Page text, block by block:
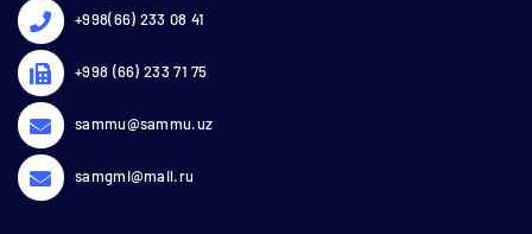
+998(66) 233 08 41
+998 (66) 233 71 75
sammu@sammu.uz
samgmi@mail.ru